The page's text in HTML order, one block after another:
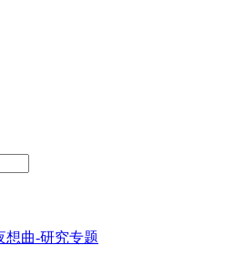
想曲-研究专题